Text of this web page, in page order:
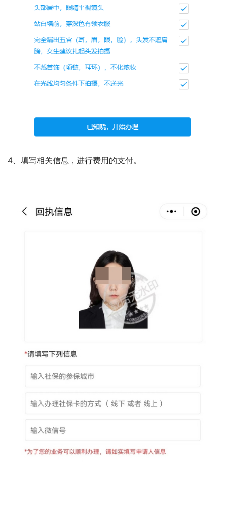
4、填写相关信息，进行费用的支付。